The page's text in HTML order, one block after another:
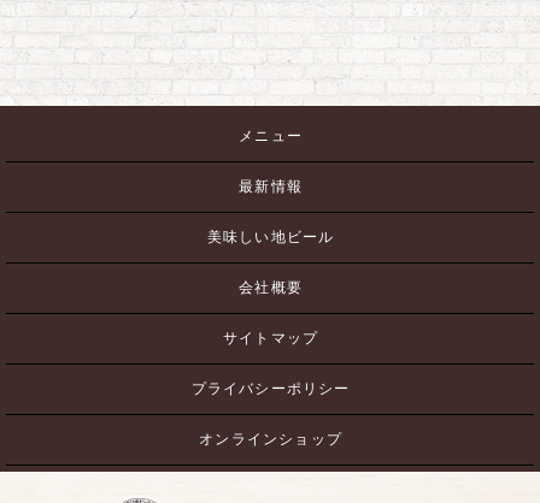
メニュー
最新情報
美味しい地ビール
会社概要
サイトマップ
プライバシーポリシー
オンラインショップ